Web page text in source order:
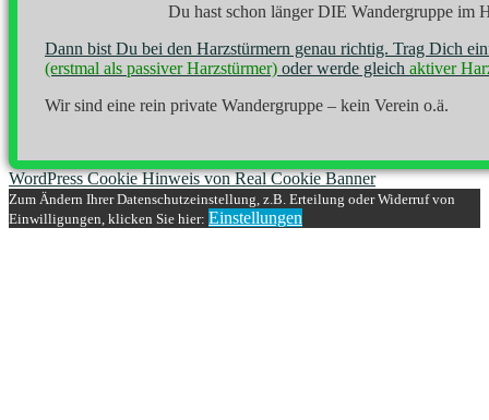
Du hast schon länger DIE Wandergruppe im
Dann bist Du bei den Harzstürmern genau richtig. Trag Dich
(erstmal als passiver Harzstürmer) oder werde gleich aktiver
Wir sind eine rein private Wandergruppe – kein Verein o.ä.
WordPress Cookie Hinweis von Real Cookie Banner
Zum Ändern Ihrer Datenschutzeinstellung, z.B. Erteilung oder Widerruf von
Einwilligungen, klicken Sie hier: Einstellungen